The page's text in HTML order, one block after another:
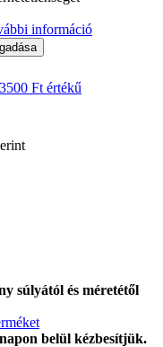
információ
Ft értékű
súlyától és méretétől
belül kézbesítjük.